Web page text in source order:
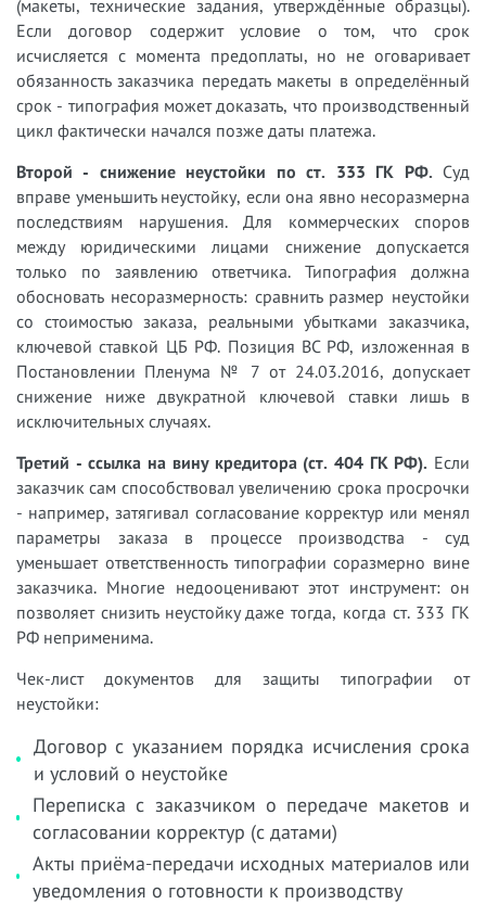
(макеты, технические задания, утверждённые образцы).
Если договор содержит условие о том, что срок
исчисляется с момента предоплаты, но не оговаривает
обязанность заказчика передать макеты в определённый
срок - типография может доказать, что производственный
цикл фактически начался позже даты платежа.
Второй - снижение неустойки по ст. 333 ГК РФ. Суд
вправе уменьшить неустойку, если она явно несоразмерна
последствиям нарушения. Для коммерческих споров
между юридическими лицами снижение допускается
только по заявлению ответчика. Типография должна
обосновать несоразмерность: сравнить размер неустойки
со стоимостью заказа, реальными убытками заказчика,
ключевой ставкой ЦБ РФ. Позиция ВС РФ, изложенная в
Постановлении Пленума № 7 от 24.03.2016, допускает
снижение ниже двукратной ключевой ставки лишь в
исключительных случаях.
Третий - ссылка на вину кредитора (ст. 404 ГК РФ). Если
заказчик сам способствовал увеличению срока просрочки
- например, затягивал согласование корректур или менял
параметры заказа в процессе производства - суд
уменьшает ответственность типографии соразмерно вине
заказчика. Многие недооценивают этот инструмент: он
позволяет снизить неустойку даже тогда, когда ст. 333 ГК
РФ неприменима.
Чек-лист документов для защиты типографии от
неустойки:
Договор с указанием порядка исчисления срока
и условий о неустойке
Переписка с заказчиком о передаче макетов и
согласовании корректур (с датами)
Акты приёма-передачи исходных материалов или
уведомления о готовности к производству